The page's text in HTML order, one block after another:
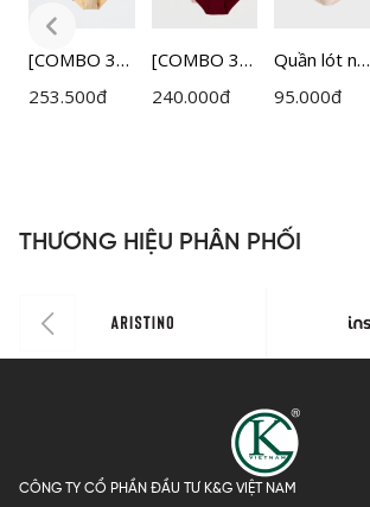
[COMBO 3]
Quần Lót Nữ
253.500đ
[COMBO 3]
Quần Lót Nữ
240.000đ
Quần lót nữ
không viền
95.000đ
THƯƠNG HIỆU PHÂN PHỐI
CÔNG TY CỔ PHẦN ĐẦU TƯ K&G VIỆT NAM